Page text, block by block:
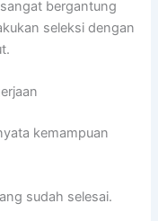
bergantung
seleksi dengan
kemampuan
sudah selesai.